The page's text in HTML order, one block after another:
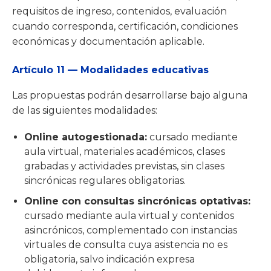
requisitos de ingreso, contenidos, evaluación
cuando corresponda, certificación, condiciones
económicas y documentación aplicable.
Artículo 11 — Modalidades educativas
Las propuestas podrán desarrollarse bajo alguna
de las siguientes modalidades:
Online autogestionada: cursado mediante
aula virtual, materiales académicos, clases
grabadas y actividades previstas, sin clases
sincrónicas regulares obligatorias.
Online con consultas sincrónicas optativas:
cursado mediante aula virtual y contenidos
asincrónicos, complementado con instancias
virtuales de consulta cuya asistencia no es
obligatoria, salvo indicación expresa